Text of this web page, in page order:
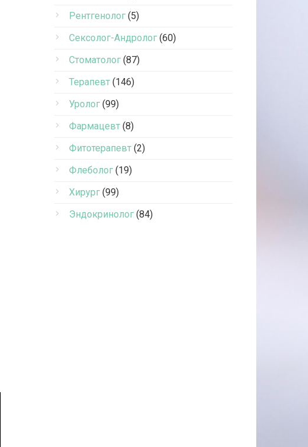
Рентгенолог (5)
Сексолог-Андролог (60)
Стоматолог (87)
Терапевт (146)
Уролог (99)
Фармацевт (8)
Фитотерапевт (2)
Флеболог (19)
Хирург (99)
Эндокринолог (84)